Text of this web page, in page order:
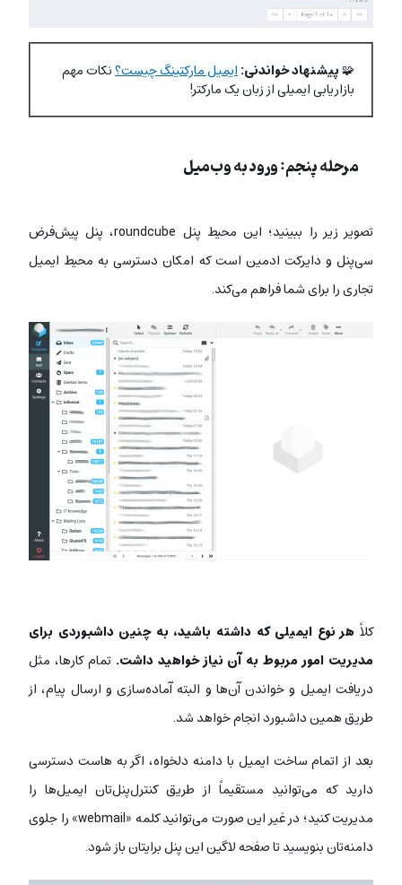
🧩پیشنهاد خواندنی:ایمیل مارکتینگ چیست؟نکات مهم
بازاریابی ایمیلی از زبان یک مارکتر!
مرحله پنجم: ورود به وب‌میل
تصویر زیر را ببینید؛ این محیط پنل roundcube، پنل پیش‌فرض
سی‌پنل و دایرکت ادمین است که امکان دسترسی به محیط ایمیل
تجاری را برای شما فراهم می‌کند.
کلاً هر نوع ایمیلی که داشته باشید، به چنین داشبوردی برای
مدیریت امور مربوط به آن نیاز خواهید داشت. تمام کارها، مثل
دریافت ایمیل و خواندن آن‌ها و البته آماده‌سازی و ارسال پیام، از
طریق همین داشبورد انجام خواهد شد.
بعد از اتمام ساخت ایمیل با دامنه دلخواه، اگر به هاست دسترسی
دارید که می‌توانید مستقیماً از طریق کنترل‌پنل‌تان ایمیل‌ها را
مدیریت کنید؛ در غیر این صورت می‌توانید کلمه «webmail» را جلوی
دامنه‌تان بنویسید تا صفحه لاگین این پنل برایتان باز شود.